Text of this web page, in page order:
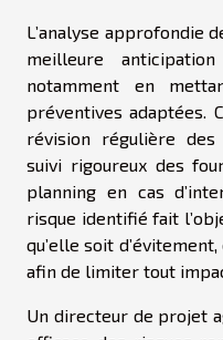
L’analyse approfondie
meilleure
notamment en
préventives adaptées.
révision régulière
suivi rigoureux des
planning en cas
risque identifié fait
qu’elle soit
afin de limiter tout
Un directeur de projet